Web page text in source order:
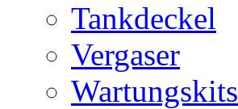
Tankdeckel
Vergaser
Wartungskits